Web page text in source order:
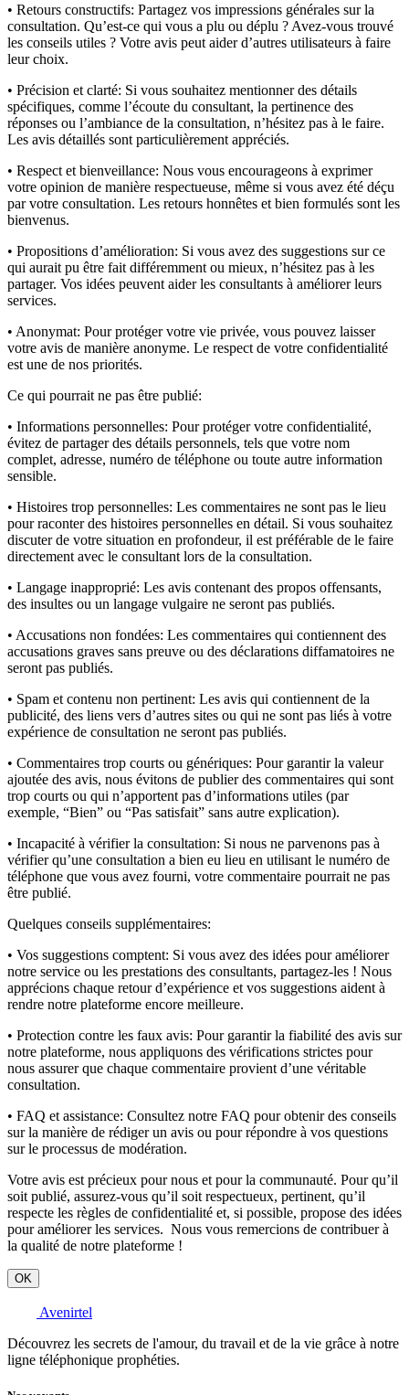
• Retours constructifs: Partagez vos impressions générales sur la
consultation. Qu’est-ce qui vous a plu ou déplu ? Avez-vous trouvé
les conseils utiles ? Votre avis peut aider d’autres utilisateurs à faire
leur choix.
• Précision et clarté: Si vous souhaitez mentionner des détails
spécifiques, comme l’écoute du consultant, la pertinence des
réponses ou l’ambiance de la consultation, n’hésitez pas à le faire.
Les avis détaillés sont particulièrement appréciés.
• Respect et bienveillance: Nous vous encourageons à exprimer
votre opinion de manière respectueuse, même si vous avez été déçu
par votre consultation. Les retours honnêtes et bien formulés sont les
bienvenus.
• Propositions d’amélioration: Si vous avez des suggestions sur ce
qui aurait pu être fait différemment ou mieux, n’hésitez pas à les
partager. Vos idées peuvent aider les consultants à améliorer leurs
services.
• Anonymat: Pour protéger votre vie privée, vous pouvez laisser
votre avis de manière anonyme. Le respect de votre confidentialité
est une de nos priorités.
Ce qui pourrait ne pas être publié:
• Informations personnelles: Pour protéger votre confidentialité,
évitez de partager des détails personnels, tels que votre nom
complet, adresse, numéro de téléphone ou toute autre information
sensible.
• Histoires trop personnelles: Les commentaires ne sont pas le lieu
pour raconter des histoires personnelles en détail. Si vous souhaitez
discuter de votre situation en profondeur, il est préférable de le faire
directement avec le consultant lors de la consultation.
• Langage inapproprié: Les avis contenant des propos offensants,
des insultes ou un langage vulgaire ne seront pas publiés.
• Accusations non fondées: Les commentaires qui contiennent des
accusations graves sans preuve ou des déclarations diffamatoires ne
seront pas publiés.
• Spam et contenu non pertinent: Les avis qui contiennent de la
publicité, des liens vers d’autres sites ou qui ne sont pas liés à votre
expérience de consultation ne seront pas publiés.
• Commentaires trop courts ou génériques: Pour garantir la valeur
ajoutée des avis, nous évitons de publier des commentaires qui sont
trop courts ou qui n’apportent pas d’informations utiles (par
exemple, “Bien” ou “Pas satisfait” sans autre explication).
• Incapacité à vérifier la consultation: Si nous ne parvenons pas à
vérifier qu’une consultation a bien eu lieu en utilisant le numéro de
téléphone que vous avez fourni, votre commentaire pourrait ne pas
être publié.
Quelques conseils supplémentaires:
• Vos suggestions comptent: Si vous avez des idées pour améliorer
notre service ou les prestations des consultants, partagez-les ! Nous
apprécions chaque retour d’expérience et vos suggestions aident à
rendre notre plateforme encore meilleure.
• Protection contre les faux avis: Pour garantir la fiabilité des avis sur
notre plateforme, nous appliquons des vérifications strictes pour
nous assurer que chaque commentaire provient d’une véritable
consultation.
• FAQ et assistance: Consultez notre FAQ pour obtenir des conseils
sur la manière de rédiger un avis ou pour répondre à vos questions
sur le processus de modération.
Votre avis est précieux pour nous et pour la communauté. Pour qu’il
soit publié, assurez-vous qu’il soit respectueux, pertinent, qu’il
respecte les règles de confidentialité et, si possible, propose des idées
pour améliorer les services. Nous vous remercions de contribuer à
la qualité de notre plateforme !
OK
Avenirtel
Découvrez les secrets de l'amour, du travail et de la vie grâce à notre
ligne téléphonique prophéties.